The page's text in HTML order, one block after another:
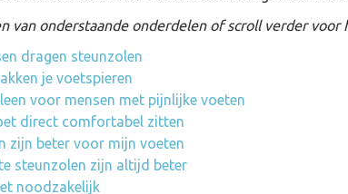
van onderstaande onderdelen of scroll verder
dragen steunzolen
je voetspieren
voor mensen met pijnlijke voeten
direct comfortabel zitten
zijn beter voor mijn voeten
steunzolen zijn altijd beter
noodzakelijk